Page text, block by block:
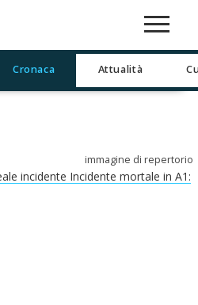
Cronaca Attualità
immagine di repertorio